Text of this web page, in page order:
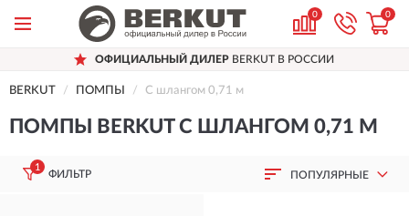
0 0
ОФИЦИАЛЬНЫЙ ДИЛЕРBERKUT В РОССИИ
BERKUT ПОМПЫ С шлангом 0,71 м
ПОМПЫ BERKUT С ШЛАНГОМ 0,71 М
1
ФИЛЬТР ПОПУЛЯРНЫЕ